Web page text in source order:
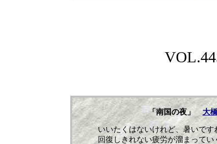
VOL.
「南国の夜」大
いいたくはないけれど、暑いで
回復しきれない疲労が溜まって